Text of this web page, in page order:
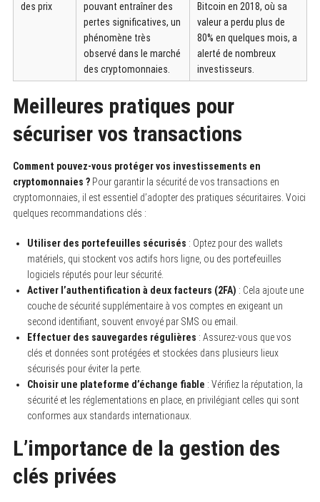
des prix
pouvant entraîner des
pertes significatives, un
phénomène très
observé dans le marché
des cryptomonnaies.
Bitcoin en 2018, où sa
valeur a perdu plus de
80% en quelques mois, a
alerté de nombreux
investisseurs.
Meilleures pratiques pour
sécuriser vos transactions
Comment pouvez-vous protéger vos investissements en
cryptomonnaies ?Pour garantir la sécurité de vos transactions en
cryptomonnaies, il est essentiel d’adopter des pratiques sécuritaires. Voici
quelques recommandations clés :
Utiliser des portefeuilles sécurisés : Optez pour des wallets
matériels, qui stockent vos actifs hors ligne, ou des portefeuilles
logiciels réputés pour leur sécurité.
Activer l’authentification à deux facteurs (2FA) : Cela ajoute une
couche de sécurité supplémentaire à vos comptes en exigeant un
second identifiant, souvent envoyé par SMS ou email.
Effectuer des sauvegardes régulières : Assurez-vous que vos
clés et données sont protégées et stockées dans plusieurs lieux
sécurisés pour éviter la perte.
Choisir une plateforme d’échange fiable : Vérifiez la réputation, la
sécurité et les réglementations en place, en privilégiant celles qui sont
conformes aux standards internationaux.
L’importance de la gestion des
clés privées